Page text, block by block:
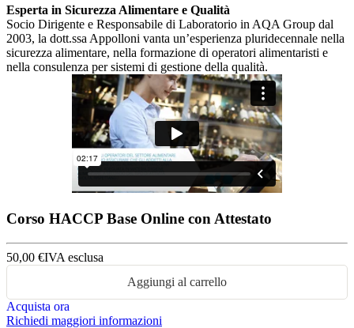
Esperta in Sicurezza Alimentare e Qualità
Socio Dirigente e Responsabile di Laboratorio in AQA Group dal
2003, la dott.ssa Appolloni vanta un’esperienza pluridecennale nella
sicurezza alimentare, nella formazione di operatori alimentaristi e
nella consulenza per sistemi di gestione della qualità.
Corso HACCP Base Online con Attestato
50,00 €IVA esclusa
Aggiungi al carrello
Acquista ora
Richiedi maggiori informazioni